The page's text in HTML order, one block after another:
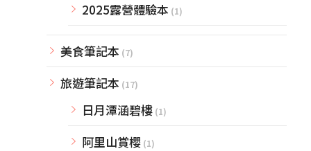
2025露營體驗本 (1)
美食筆記本 (7)
旅遊筆記本 (17)
日月潭涵碧樓 (1)
阿里山賞櫻 (1)